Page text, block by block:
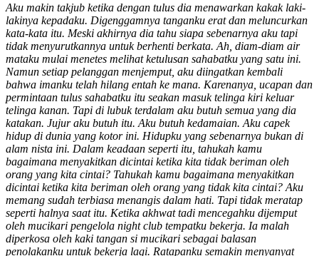
Aku makin takjub ketika dengan tulus dia menawarkan kakak laki-
lakinya kepadaku. Digenggamnya tanganku erat dan meluncurkan
kata-kata itu. Meski akhirnya dia tahu siapa sebenarnya aku tapi
tidak menyurutkannya untuk berhenti berkata. Ah, diam-diam air
mataku mulai menetes melihat ketulusan sahabatku yang satu ini.
Namun setiap pelanggan menjemput, aku diingatkan kembali
bahwa imanku telah hilang entah ke mana. Karenanya, ucapan dan
permintaan tulus sahabatku itu seakan masuk telinga kiri keluar
telinga kanan. Tapi di lubuk terdalam aku butuh semua yang dia
katakan. Jujur aku butuh itu. Aku butuh kedamaian. Aku capek
hidup di dunia yang kotor ini. Hidupku yang sebenarnya bukan di
alam nista ini. Dalam keadaan seperti itu, tahukah kamu
bagaimana menyakitkan dicintai ketika kita tidak beriman oleh
orang yang kita cintai? Tahukah kamu bagaimana menyakitkan
dicintai ketika kita beriman oleh orang yang tidak kita cintai? Aku
memang sudah terbiasa menangis dalam hati. Tapi tidak meratap
seperti halnya saat itu. Ketika akhwat tadi mencegahku dijemput
oleh mucikari pengelola night club tempatku bekerja. Ia malah
diperkosa oleh kaki tangan si mucikari sebagai balasan
penolakanku untuk bekerja lagi. Ratapanku semakin menyanyat